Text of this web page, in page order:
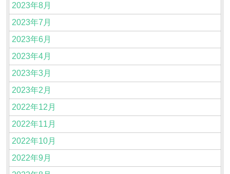
2023年8月
2023年7月
2023年6月
2023年4月
2023年3月
2023年2月
2022年12月
2022年11月
2022年10月
2022年9月